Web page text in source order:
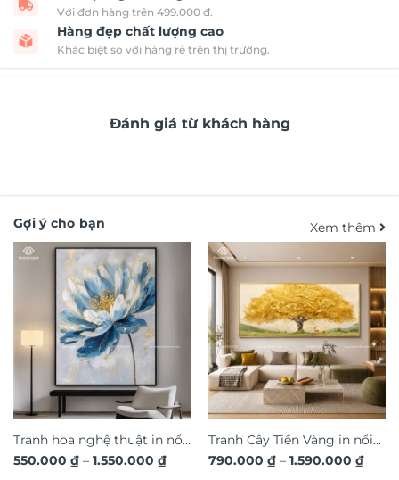
Với đơn hàng trên 499.000 đ.
Hàng đẹp chất lượng cao
Khác biệt so với hàng rẻ trên thị trường.
Đánh giá từ khách hàng
Gợi ý cho bạn Xem thêm
Tranh hoa nghệ thuật in nổi
3D hiệu ứng dát vàng sang
550.000 ₫ – 1.550.000 ₫Khoảng
Tranh Cây Tiền Vàng in nổi
3D dát vàng ánh kim sang
790.000 ₫ – 1.590.000 ₫